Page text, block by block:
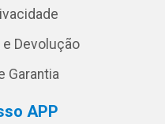
Devolução
Garantia
APP